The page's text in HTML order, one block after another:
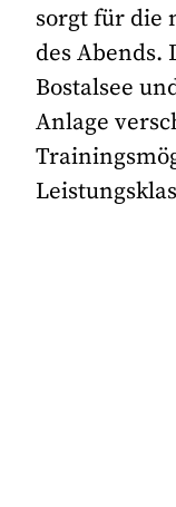
sorgt für die
des Abends.
Bostalsee
Anlage